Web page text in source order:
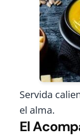
Servida
el alma.
El